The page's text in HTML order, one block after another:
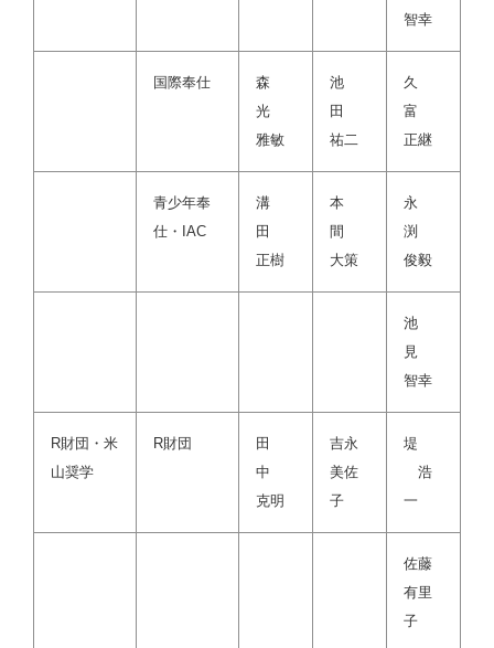
智幸
国際奉仕
森
光
雅敏
池
田
祐二
久
富
正継
青少年奉
仕・IAC
溝
田
正樹
本
間
大策
永
渕
俊毅
池
見
智幸
R財団・米
山奨学
R財団
田
中
克明
吉永
美佐
子
堤
浩
一
佐藤
有里
子